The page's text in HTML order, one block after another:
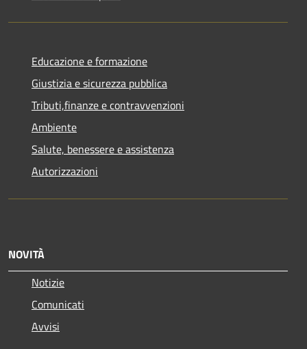
Educazione e formazione
Giustizia e sicurezza pubblica
Tributi,finanze e contravvenzioni
Ambiente
Salute, benessere e assistenza
Autorizzazioni
NOVITÀ
Notizie
Comunicati
Avvisi